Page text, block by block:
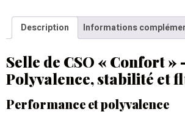
Description Informations
Selle de CSO « Confort »
Polyvalence, stabilité et
Performance et polyvalence